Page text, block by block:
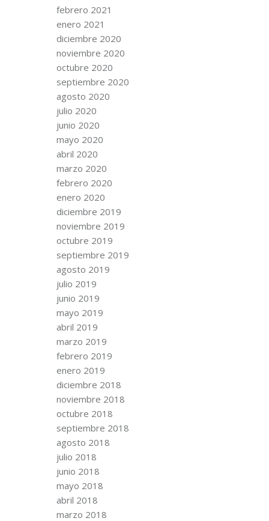
febrero 2021
enero 2021
diciembre 2020
noviembre 2020
octubre 2020
septiembre 2020
agosto 2020
julio 2020
junio 2020
mayo 2020
abril 2020
marzo 2020
febrero 2020
enero 2020
diciembre 2019
noviembre 2019
octubre 2019
septiembre 2019
agosto 2019
julio 2019
junio 2019
mayo 2019
abril 2019
marzo 2019
febrero 2019
enero 2019
diciembre 2018
noviembre 2018
octubre 2018
septiembre 2018
agosto 2018
julio 2018
junio 2018
mayo 2018
abril 2018
marzo 2018